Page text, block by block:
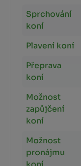
Sprchování
koní
Plavení koní
Přeprava
koní
Možnost
zapůjčení
koní
Možnost
pronájmu